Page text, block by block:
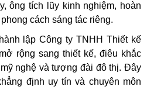
ông tích lũy kinh nghiệm, hoàn
cách sáng tác riêng.
lập Công ty TNHH Thiết kế
rộng sang thiết kế, điêu khắc
nghệ và tượng đài đô thị. Đây
định uy tín và chuyên môn